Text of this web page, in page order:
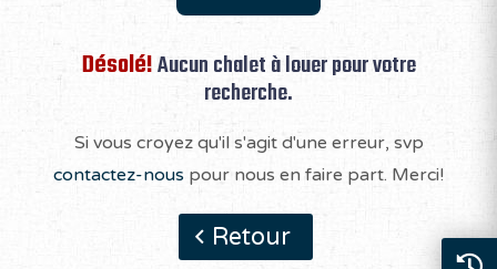
Désolé!Aucun chalet à louer pour votre
recherche.
Si vous croyez qu'il s'agit d'une erreur, svp
contactez-nous pour nous en faire part. Merci!
Retour